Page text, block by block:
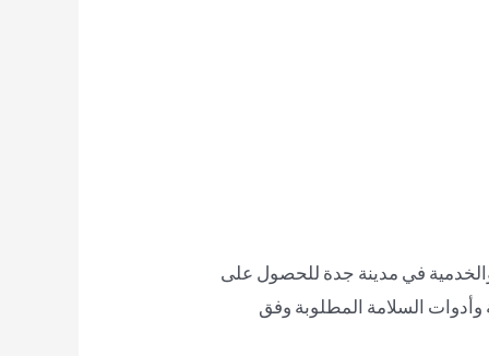
والخدمية في مدينة جدة للحصول على
السلامة المطلوبة وفق